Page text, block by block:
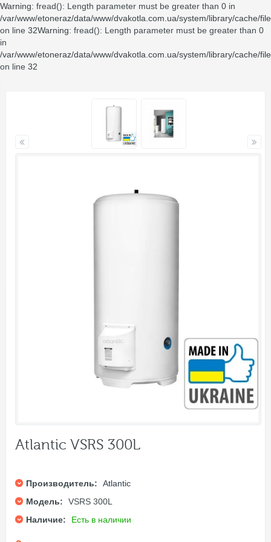
Warning: fread(): Length parameter must be greater than 0 in
/var/www/etoneraz/data/www/dvakotla.com.ua/system/library/cache/
on line 32Warning: fread(): Length parameter must be greater than 0
in
/var/www/etoneraz/data/www/dvakotla.com.ua/system/library/cache/
on line 32
Atlantic VSRS 300L
Производитель:
Atlantic
Модель:
VSRS 300L
Наличие:
Есть в наличии